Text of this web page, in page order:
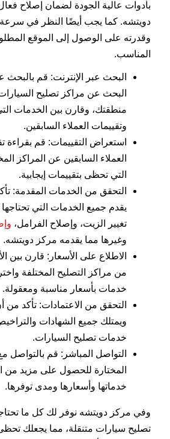
بأدوات عالية الجودة لضمان إصلاح
دويتشه. كما يجب أيضًا النظر في سرعة
وقدرته على الوصول إلى الموقع
المناسب.
البحث عبر الإنترنت: قم
البحث عن مراكز تصليح
منطقتك، وقارن بين الخدمات
وتقييمات العملاء السابقين.
استعراض التقييمات: قم بقراءة
العملاء السابقين عن المراكز
التي تحظى بتقييمات إيجابية.
التحقق من الخدمات المقدمة:
يقدم جميع الخدمات التي
تغيير الزيت، وإصلاح الفرامل،
وغيرها مما يقدمه مركز دويتشه.
الاطلاع على الأسعار: قارن بين
من مراكز التصليح المختلفة
خدمات بأسعار مناسبة ومعقولة.
التحقق من الاعتمادات: تأكد من
ويمتلك جميع الشهادات
خدمات تصليح السيارات.
التواصل المباشر: قم بالتواصل
المختارة للحصول على مزيد من
خدماتها وأسعارها ومدى توفرها.
وفي مركز دويتشه نوفر لك كل ما
تصليح سيارات متنقلة، مما يجعلك